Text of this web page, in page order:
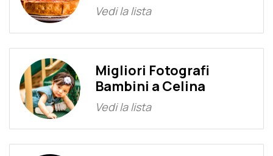
Vedi la lista
Migliori Fotografi
Bambini a Celina
Vedi la lista